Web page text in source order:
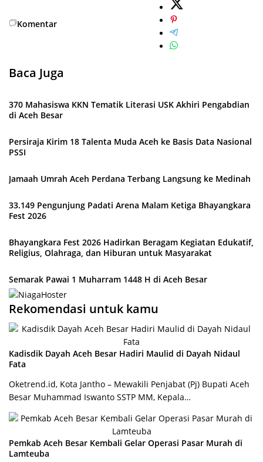
Komentar
Baca Juga
370 Mahasiswa KKN Tematik Literasi USK Akhiri Pengabdian
di Aceh Besar
Persiraja Kirim 18 Talenta Muda Aceh ke Basis Data Nasional
PSSI
Jamaah Umrah Aceh Perdana Terbang Langsung ke Medinah
33.149 Pengunjung Padati Arena Malam Ketiga Bhayangkara
Fest 2026
Bhayangkara Fest 2026 Hadirkan Beragam Kegiatan Edukatif,
Religius, Olahraga, dan Hiburan untuk Masyarakat
Semarak Pawai 1 Muharram 1448 H di Aceh Besar
Rekomendasi untuk kamu
Kadisdik Dayah Aceh Besar Hadiri Maulid di Dayah Nidaul
Fata
Oketrend.id, Kota Jantho – Mewakili Penjabat (Pj) Bupati Aceh
Besar Muhammad Iswanto SSTP MM, Kepala…
Pemkab Aceh Besar Kembali Gelar Operasi Pasar Murah di
Lamteuba